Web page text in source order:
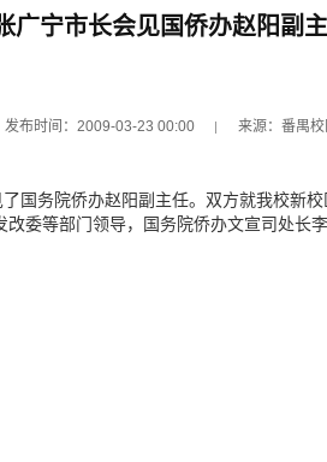
广宁市长会见国侨办赵阳副
发布时间：2009-03-23 00:00 来源：番禺校
国务院侨办赵阳副主任。双方就我校新
委等部门领导，国务院侨办文宣司处长